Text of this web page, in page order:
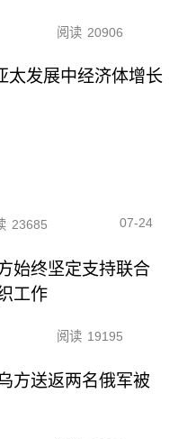
阅读 20906
太发展中经济体增长
23685 07-24
始终坚定支持联合
工作
阅读 19195
方送返两名俄军被